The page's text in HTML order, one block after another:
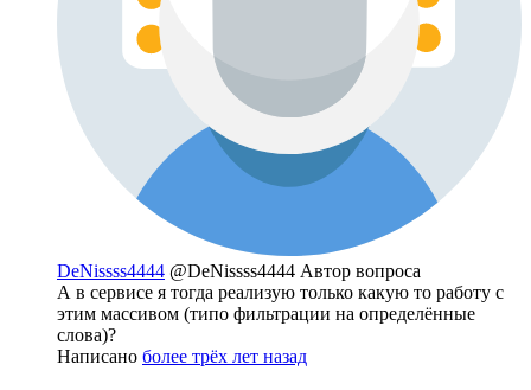
DeNissss4444 @DeNissss4444 Автор вопроса
А в сервисе я тогда реализую только какую то работу с
этим массивом (типо фильтрации на определённые
слова)?
Написано более трёх лет назад